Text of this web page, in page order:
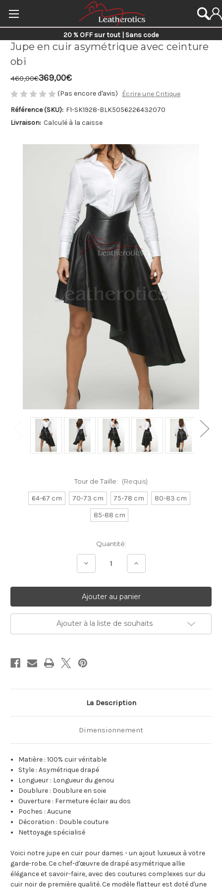
20 % OFF sur tout | Sans code
Jupe en cuir asymétrique avec ceinture
obi
460,00€369,00€
(Pas encore d'avis)
Écrire une Critique
Référence (SKU): F1-SK1928-BLK5056226432070
Livraison: Calculé à la caisse
Tour de Taille: (Requis)
64-67 cm 70-73 cm 75-78 cm
80-83 cm
85-88 cm
Quantité:
Diminuer Augmenter
Ajouter à la liste de souhaits
La Description
Dimensionnement
Matière : 100% cuir véritable
Style : Asymétrique drapé
Longueur : Longueur du genou
Doublure : Doublure en soie
Ouverture : Fermeture éclair au dos
Poches : Aucune
Décoration : Double couture
Nettoyage spécialisé
Voici notre jupe en cuir pour dames - un ajout luxueux à votre
garde-robe. Ce chef-d'œuvre de drapé asymétrique allie
élégance et savoir-faire, avec des coutures complexes sur du
cuir noir de première qualité. Ce modèle flatteur est doté d'une